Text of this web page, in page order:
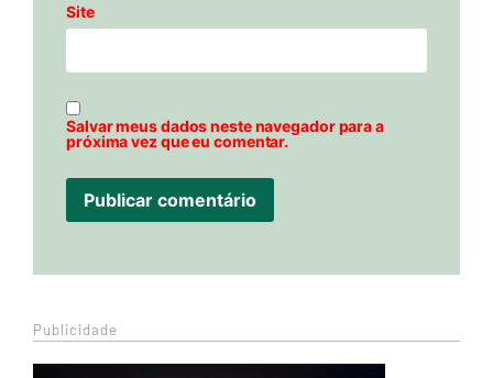
Site
Salvar meus dados neste navegador para a
próxima vez que eu comentar.
Publicidade